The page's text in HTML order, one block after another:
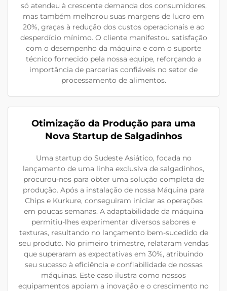
só atendeu à crescente demanda dos consumidores,
mas também melhorou suas margens de lucro em
20%, graças à redução dos custos operacionais e ao
desperdício mínimo. O cliente manifestou satisfação
com o desempenho da máquina e com o suporte
técnico fornecido pela nossa equipe, reforçando a
importância de parcerias confiáveis no setor de
processamento de alimentos.
Otimização da Produção para uma
Nova Startup de Salgadinhos
Uma startup do Sudeste Asiático, focada no
lançamento de uma linha exclusiva de salgadinhos,
procurou-nos para obter uma solução completa de
produção. Após a instalação de nossa Máquina para
Chips e Kurkure, conseguiram iniciar as operações
em poucas semanas. A adaptabilidade da máquina
permitiu-lhes experimentar diversos sabores e
texturas, resultando no lançamento bem-sucedido de
seu produto. No primeiro trimestre, relataram vendas
que superaram as expectativas em 30%, atribuindo
seu sucesso à eficiência e confiabilidade de nossas
máquinas. Este caso ilustra como nossos
equipamentos apoiam a inovação e o crescimento no